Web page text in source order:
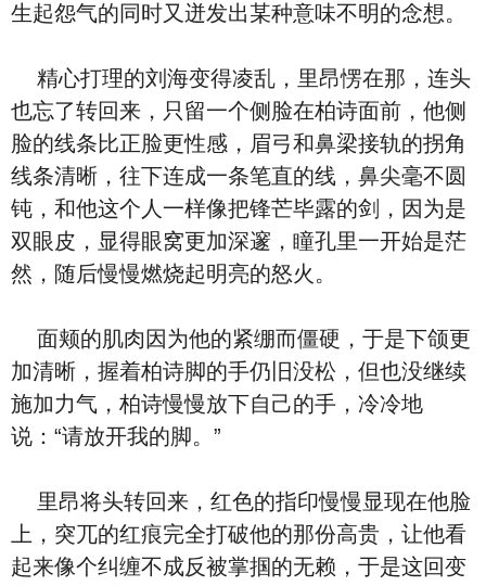
生起怨气的同时又迸发出某种意味不明的念想。
精心打理的刘海变得凌乱，里昂愣在那，连头
也忘了转回来，只留一个侧脸在柏诗面前，他侧
脸的线条比正脸更性感，眉弓和鼻梁接轨的拐角
线条清晰，往下连成一条笔直的线，鼻尖毫不圆
钝，和他这个人一样像把锋芒毕露的剑，因为是
双眼皮，显得眼窝更加深邃，瞳孔里一开始是茫
然，随后慢慢燃烧起明亮的怒火。
面颊的肌肉因为他的紧绷而僵硬，于是下颌更
加清晰，握着柏诗脚的手仍旧没松，但也没继续
施加力气，柏诗慢慢放下自己的手，冷冷地
说：“请放开我的脚。”
里昂将头转回来，红色的指印慢慢显现在他脸
上，突兀的红痕完全打破他的那份高贵，让他看
起来像个纠缠不成反被掌掴的无赖，于是这回变